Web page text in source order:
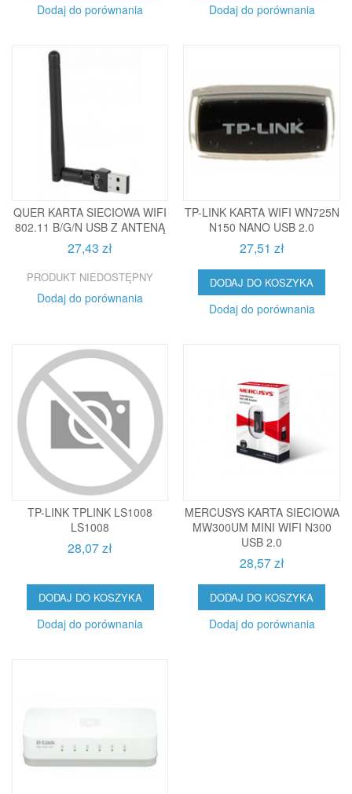
Dodaj do porównania Dodaj do porównania
QUER KARTA SIECIOWA WIFI
802.11 B/G/N USB Z ANTENĄ
27,43 zł
PRODUKT NIEDOSTĘPNY
Dodaj do porównania
TP-LINK KARTA WIFI WN725N
N150 NANO USB 2.0
27,51 zł
DODAJ DO KOSZYKA
Dodaj do porównania
TP-LINK TPLINK LS1008
LS1008
28,07 zł
DODAJ DO KOSZYKA
Dodaj do porównania
MERCUSYS KARTA SIECIOWA
MW300UM MINI WIFI N300
USB 2.0
28,57 zł
DODAJ DO KOSZYKA
Dodaj do porównania